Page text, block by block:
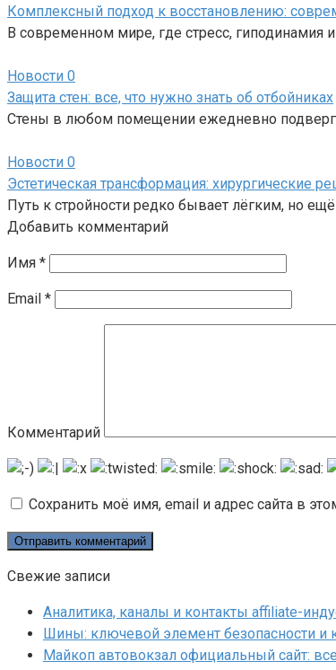
Комплексный подход к восстановлению:
В современном мире, где стресс, гиподинамия
Новости 0
Защита стен: все, что нужно знать об отбойниках
Стены в любом помещении ежедневно
Новости 0
Эстетическая трансформация: хирургические
Путь к стройности редко бывает лёгким, но
Добавить комментарий
Имя *
Email *
Комментарий
Сохранить моё имя, email и адрес сайта в
Свежие записи
Аналитика, каналы и контакты affiliate-
Шины: ключевой элемент безопасности и
Майкоп автовокзал официальный сайт: все